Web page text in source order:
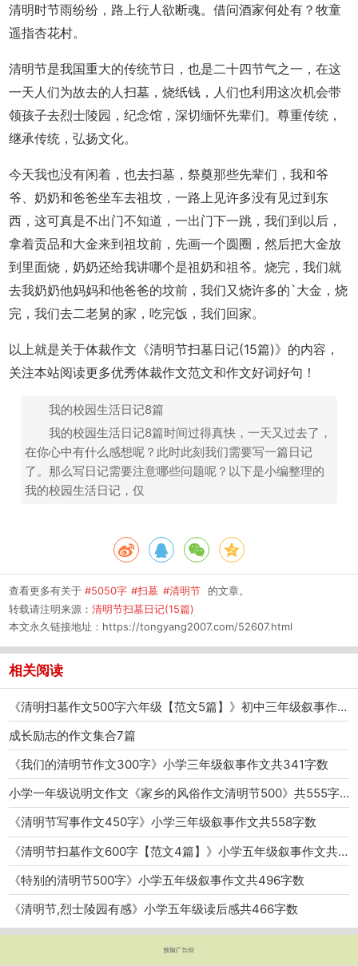
清明时节雨纷纷，路上行人欲断魂。借问酒家何处有？牧童
遥指杏花村。
清明节是我国重大的传统节日，也是二十四节气之一，在这
一天人们为故去的人扫墓，烧纸钱，人们也利用这次机会带
领孩子去烈士陵园，纪念馆，深切缅怀先辈们。尊重传统，
继承传统，弘扬文化。
今天我也没有闲着，也去扫墓，祭奠那些先辈们，我和爷
爷、奶奶和爸爸坐车去祖坟，一路上见许多没有见过到东
西，这可真是不出门不知道，一出门下一跳，我们到以后，
拿着贡品和大金来到祖坟前，先画一个圆圈，然后把大金放
到里面烧，奶奶还给我讲哪个是祖奶和祖爷。烧完，我们就
去我奶奶他妈妈和他爸爸的坟前，我们又烧许多的`大金，烧
完，我们去二老舅的家，吃完饭，我们回家。
以上就是关于体裁作文《清明节扫墓日记(15篇)》的内容，
关注本站阅读更多优秀体裁作文范文和作文好词好句！
我的校园生活日记8篇
我的校园生活日记8篇时间过得真快，一天又过去了，
在你心中有什么感想呢？此时此刻我们需要写一篇日记
了。那么写日记需要注意哪些问题呢？以下是小编整理的
我的校园生活日记，仅
查看更多有关于 #5050字 #扫墓 #清明节
的文章。
转载请注明来源： 清明节扫墓日记(15篇)
本文永久链接地址： https://tongyang2007.com/52607.html
相关阅读
《清明扫墓作文500字六年级【范文5篇】》初中三年级叙事作文共2812字数
成长励志的作文集合7篇
《我们的清明节作文300字》小学三年级叙事作文共341字数
小学一年级说明文作文《家乡的风俗作文清明节500》共555字数
《清明节写事作文450字》小学三年级叙事作文共558字数
《清明节扫墓作文600字【范文4篇】》小学五年级叙事作文共2216字数
《特别的清明节500字》小学五年级叙事作文共496字数
《清明节,烈士陵园有感》小学五年级读后感共466字数